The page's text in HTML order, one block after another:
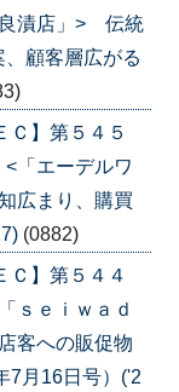
漬店」> 伝統
顧客層広がる
Ｃ】第５４５
「エーデルワ
広まり、購買
(0882)
Ｃ】第５４４
ｓｅｉｗａｄ
客への販促物
7月16日号）('2